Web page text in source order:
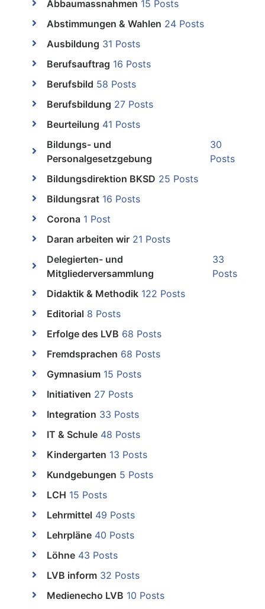
Abbaumassnahmen 15 Posts
Abstimmungen & Wahlen 24 Posts
Ausbildung 31 Posts
Berufsauftrag 16 Posts
Berufsbild 58 Posts
Berufsbildung 27 Posts
Beurteilung 41 Posts
Bildungs- und
Personalgesetzgebung
30
Posts
Bildungsdirektion BKSD 25 Posts
Bildungsrat 16 Posts
Corona 1 Post
Daran arbeiten wir 21 Posts
Delegierten- und
Mitgliederversammlung
33
Posts
Didaktik & Methodik 122 Posts
Editorial 8 Posts
Erfolge des LVB 68 Posts
Fremdsprachen 68 Posts
Gymnasium 15 Posts
Initiativen 27 Posts
Integration 33 Posts
IT & Schule 48 Posts
Kindergarten 13 Posts
Kundgebungen 5 Posts
LCH 15 Posts
Lehrmittel 49 Posts
Lehrpläne 40 Posts
Löhne 43 Posts
LVB inform 32 Posts
Medienecho LVB 10 Posts